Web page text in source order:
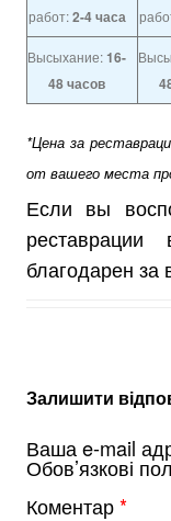
работ:2-4 часа
Высыхание:16-
48 часов
*Цена за
от вашего места
Если вы
благодарен
Залишити
Ваша e-mail
Обов’язкові
Коментар*